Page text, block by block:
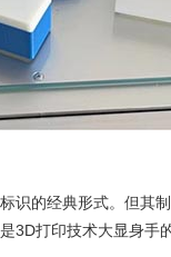
识的经典形式。但其
3D打印技术大显身手